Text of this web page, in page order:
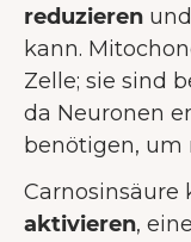
reduzieren und
kann.
Zelle; sie sind
da Neuronen
benötigen, um
Carnosinsäure
aktivieren,
Unsere
um